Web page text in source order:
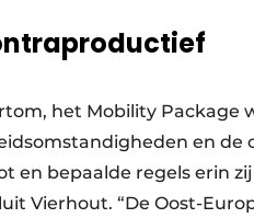
het Mobility Package
en de
en bepaalde regels erin
Vierhout. “De Oost-